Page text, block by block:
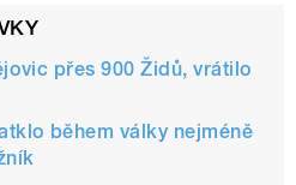
přes 900 Židů, vrátilo
během války nejméně